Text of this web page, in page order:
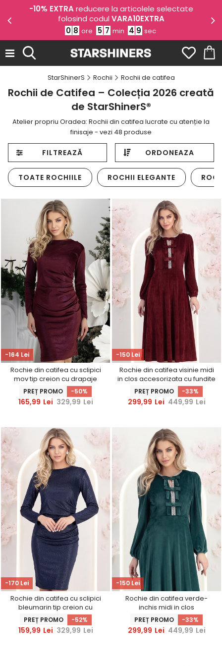
-15%la toate rochiile cu pret intreg folosind codul
ROCHII15
0 8 ore 5 7 min 4 6 sec
StarShinerS Rochii Rochii de catifea
Rochii de Catifea – Colecția 2026 creată
de StarShinerS®
Atelier propriu Oradea: Rochii din catifea lucrate cu atenție la
finisaje - vezi 48 produse
TOATE ROCHIILE ROCHII ELEGANTE
FILTREAZĂ ORDONEAZA
-164 Lei
Rochie din catifea cu sclipici
mov tip creion cu drapaje
laterale - StarShinerS
PREȚ PROMO -50%
165,99 Lei 329,99 Lei
-150 Lei
Rochie din catifea visinie midi
in clos accesorizata cu fundite
si pietre strass frontal
PREȚ PROMO -33%
299,99 Lei 449,99 Lei
-170 Lei
Rochie din catifea cu sclipici
bleumarin tip creion cu
drapaje laterale - StarShinerS
PREȚ PROMO -52%
159,99 Lei 329,99 Lei
-150 Lei
Rochie din catifea verde-
inchis midi in clos
accesorizata cu fundite si
pietre strass frontal
PREȚ PROMO -33%
299,99 Lei 449,99 Lei